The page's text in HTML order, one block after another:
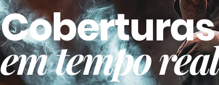
Coberturas
em tempo real